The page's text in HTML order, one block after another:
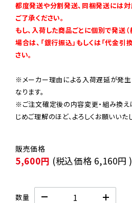
都度発送や分割発送、同梱発送には対
ご了承ください。
もし、入荷した商品ごとに個別で発送
場合は、「銀行振込」もしくは「代金引
さい。
※メーカー理由による入荷遅延が発生
なります。
※ご注文確定後の内容変更・組み換え
じめご理解のほど、よろしくお願いいた
5,600円 (税込価格 6,160円 )
数量